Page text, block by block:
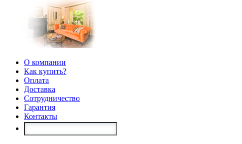
О компании
Как купить?
Оплата
Доставка
Сотрудничество
Гарантия
Контакты